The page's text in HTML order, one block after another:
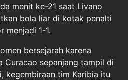
menit ke-21 saat Livano
bola liar di kotak penalti
menjadi 1-1.
bersejarah karena
Curacao sepanjang tampil di
kegembiraan tim Karibia itu